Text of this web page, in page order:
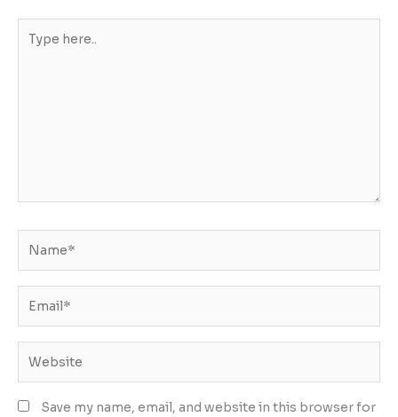
here..
Save my name, email, and website in this browser for